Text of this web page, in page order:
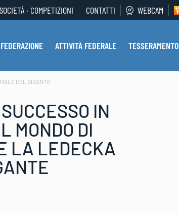
· COMPETIZIONI CONTATTI WEBCAM
FEDERAZIONE ATTIVITÀ FEDERALE TESSERAMENTO
DEL GIGANTE
IN
MONDO DI
LA LEDECKA